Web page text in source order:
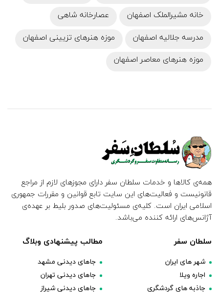
خانه مشیرالملک اصفهان
عصارخانه شاهی
مدرسه جلالیه اصفهان
موزه هنرهای تزیینی اصفهان
موزه‌ هنرهای معاصر اصفهان
همه‌ی کالاها و خدمات سلطان سفر دارای مجوزهای لازم از مراجع
قانونیست و فعالیت‌های این سایت تابع قوانین و مقررات جمهوری
اسلامی ایران است. کلیه‌ی مسئولیت‌های صدور بلیط بر عهده‌ی
آژانس‌های ارائه کننده می‌باشد.
سلطان سفر
شهر های ایران
اجاره ویلا
جاذبه های گردشگری
مطالب پیشنهادی وبلاگ
جاهای دیدنی مشهد
جاهای دیدنی تهران
جاهای دیدنی شیراز